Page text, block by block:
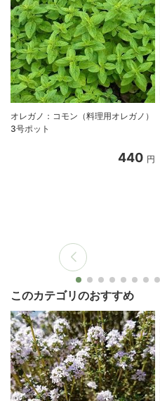
オレガノ：コモン（料理用オレガノ）
3号ポット
440 円
このカテゴリのおすすめ